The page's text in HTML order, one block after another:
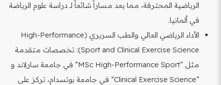
الرياضية المحترفة، مما يعد مساراً شائعاً لـ دراسة علوم الرياضة
في ألمانيا.
الأداء الرياضي العالي والطب السريري (High-Performance
Sport and Clinical Exercise Science): تخصصات متقدمة
مثل “MSc High-Performance Sport” في جامعة سارلاند و
“Clinical Exercise Science” في جامعة بوتسدام، تركز على